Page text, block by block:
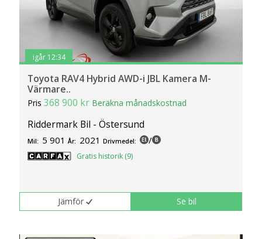
igår 12:34
Toyota RAV4 Hybrid AWD-i JBL Kamera M-
Värmare..
Pris368 900 kr Beräkna månadskostnad
Riddermark Bil - Östersund
Mil: 5 901 År: 2021 Drivmedel: /
Gratis historik (9)
Jämför Se bil